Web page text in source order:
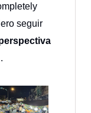
seguir